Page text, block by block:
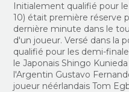
Initialement qualifié pour
10) était première réserve
dernière minute dans le
d'un joueur. Versé dans la
qualifié pour les demi-
le Japonais Shingo
l'Argentin Gustavo
joueur néérlandais Tom